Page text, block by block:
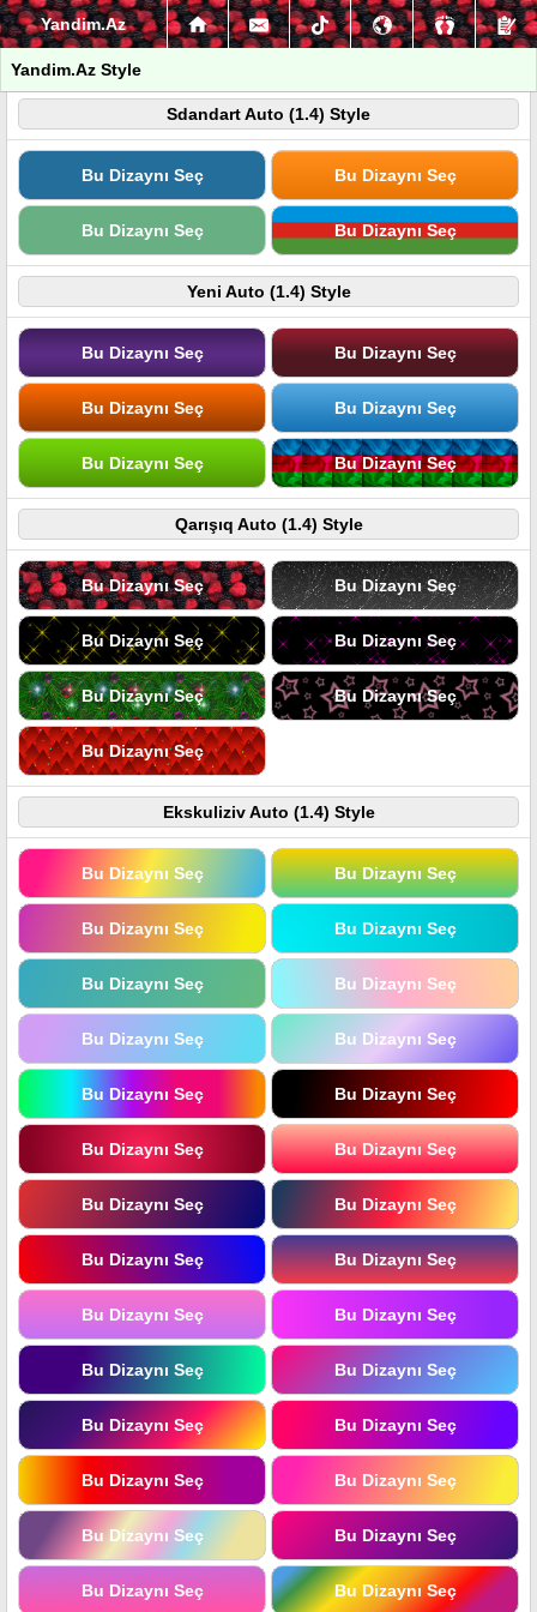
Yandim.Az
Yandim.Az Style
Sdandart Auto (1.4) Style
Bu Dizaynı Seç Bu Dizaynı Seç
Bu Dizaynı Seç Bu Dizaynı Seç
Yeni Auto (1.4) Style
Bu Dizaynı Seç Bu Dizaynı Seç
Bu Dizaynı Seç Bu Dizaynı Seç
Bu Dizaynı Seç Bu Dizaynı Seç
Qarışıq Auto (1.4) Style
Bu Dizaynı Seç Bu Dizaynı Seç
Bu Dizaynı Seç Bu Dizaynı Seç
Bu Dizaynı Seç Bu Dizaynı Seç
Bu Dizaynı Seç
Ekskuliziv Auto (1.4) Style
Bu Dizaynı Seç Bu Dizaynı Seç
Bu Dizaynı Seç Bu Dizaynı Seç
Bu Dizaynı Seç Bu Dizaynı Seç
Bu Dizaynı Seç Bu Dizaynı Seç
Bu Dizaynı Seç Bu Dizaynı Seç
Bu Dizaynı Seç Bu Dizaynı Seç
Bu Dizaynı Seç Bu Dizaynı Seç
Bu Dizaynı Seç Bu Dizaynı Seç
Bu Dizaynı Seç Bu Dizaynı Seç
Bu Dizaynı Seç Bu Dizaynı Seç
Bu Dizaynı Seç Bu Dizaynı Seç
Bu Dizaynı Seç Bu Dizaynı Seç
Bu Dizaynı Seç Bu Dizaynı Seç
Bu Dizaynı Seç Bu Dizaynı Seç